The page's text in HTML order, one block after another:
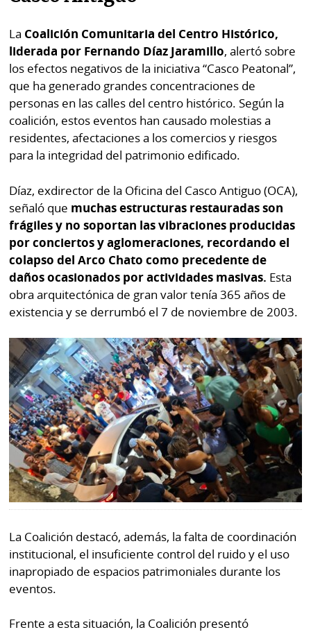
La Coalición Comunitaria del Centro Histórico,
liderada por Fernando Díaz Jaramillo, alertó sobre
los efectos negativos de la iniciativa “Casco Peatonal”,
que ha generado grandes concentraciones de
personas en las calles del centro histórico. Según la
coalición, estos eventos han causado molestias a
residentes, afectaciones a los comercios y riesgos
para la integridad del patrimonio edificado.
Díaz, exdirector de la Oficina del Casco Antiguo (OCA),
señaló que muchas estructuras restauradas son
frágiles y no soportan las vibraciones producidas
por conciertos y aglomeraciones, recordando el
colapso del Arco Chato como precedente de
daños ocasionados por actividades masivas. Esta
obra arquitectónica de gran valor tenía 365 años de
existencia y se derrumbó el 7 de noviembre de 2003.
La Coalición destacó, además, la falta de coordinación
institucional, el insuficiente control del ruido y el uso
inapropiado de espacios patrimoniales durante los
eventos.
Frente a esta situación, la Coalición presentó